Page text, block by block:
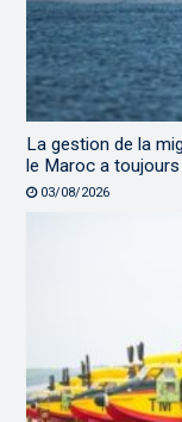
La gestion de la
le Maroc a
03/08/2026